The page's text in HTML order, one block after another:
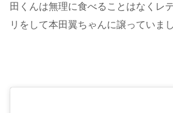
田くんは無理に食べることはなくレ
リをして本田翼ちゃんに譲っていまし